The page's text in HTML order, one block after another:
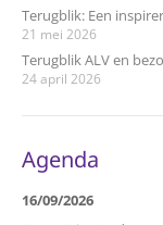
Terugblik: Een
21 mei 2026
Terugblik ALV en
24 april 2026
Agenda
16/09/2026